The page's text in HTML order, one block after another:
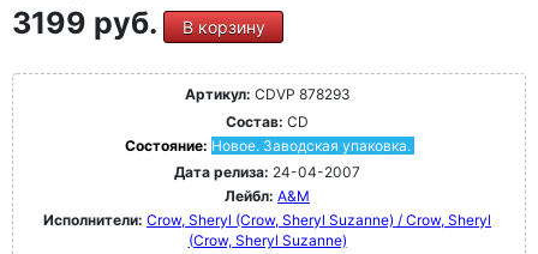
3199 руб. В корзину
Артикул: CDVP 878293
Состав: CD
Состояние: Новое. Заводская упаковка.
Дата релиза: 24-04-2007
Лейбл: A&M
Исполнители: Crow, Sheryl (Crow, Sheryl Suzanne) / Crow, Sheryl
(Crow, Sheryl Suzanne)